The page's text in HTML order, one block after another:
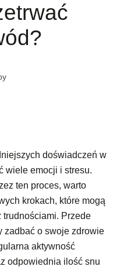
doświadczeń w
wiele emocji i stresu.
ten proces, warto
krokach, które mogą
trudnościami. Przede
zadbać o swoje zdrowie
aktywność
odpowiednia ilość snu